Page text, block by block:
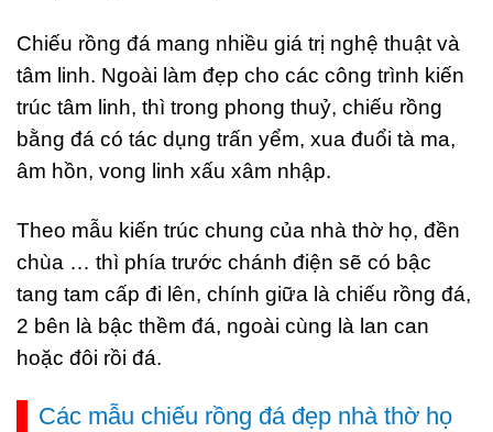
Chiếu rồng đá mang nhiều giá trị nghệ thuật và
tâm linh. Ngoài làm đẹp cho các công trình kiến
trúc tâm linh, thì trong phong thuỷ, chiếu rồng
bằng đá có tác dụng trấn yểm, xua đuổi tà ma,
âm hồn, vong linh xấu xâm nhập.
Theo mẫu kiến trúc chung của nhà thờ họ, đền
chùa … thì phía trước chánh điện sẽ có bậc
tang tam cấp đi lên, chính giữa là chiếu rồng đá,
2 bên là bậc thềm đá, ngoài cùng là lan can
hoặc đôi rồi đá.
Các mẫu chiếu rồng đá đẹp nhà thờ họ